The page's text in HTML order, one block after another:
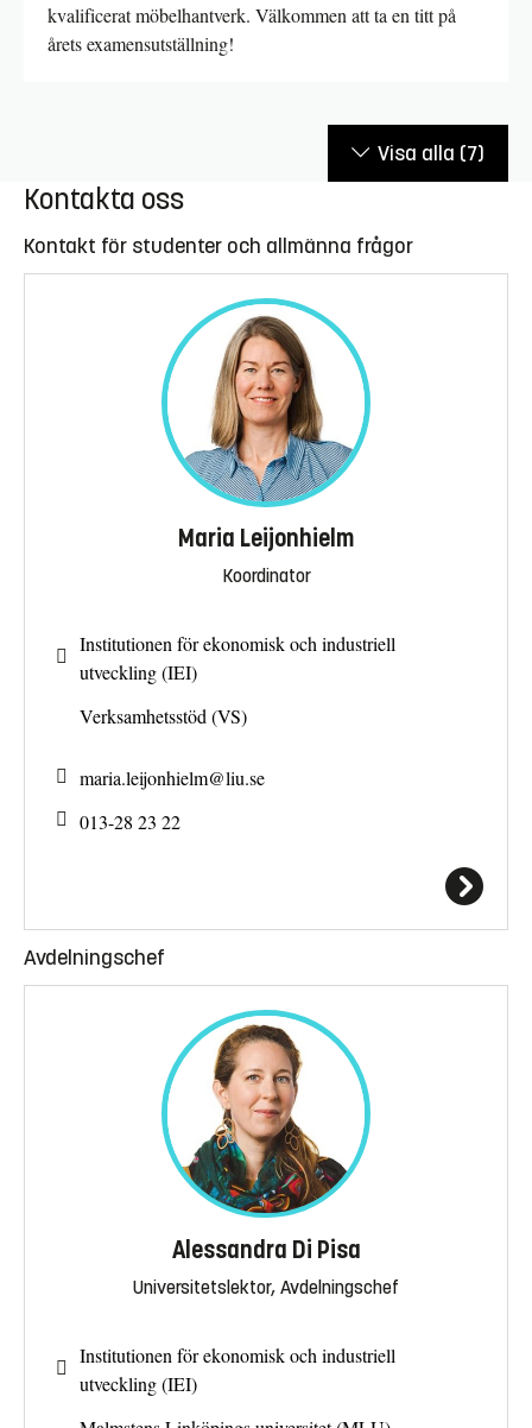
kvalificerat möbelhantverk. Välkommen att ta en titt på
årets examensutställning!
Visa alla (7)
Kontakta oss
Kontakt för studenter och allmänna frågor
Maria Leijonhielm
Koordinator
Institutionen för ekonomisk och industriell
utveckling (IEI)
Verksamhetsstöd (VS)
maria.leijonhielm@liu.se
013-28 23 22
Avdelningschef
Alessandra Di Pisa
Universitetslektor, Avdelningschef
Institutionen för ekonomisk och industriell
utveckling (IEI)